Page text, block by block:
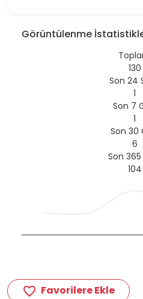
Görüntülenme
130
Son 24
1
Son 7
1
Son 30
6
Son
104
favorite_border Favorilere Ekle